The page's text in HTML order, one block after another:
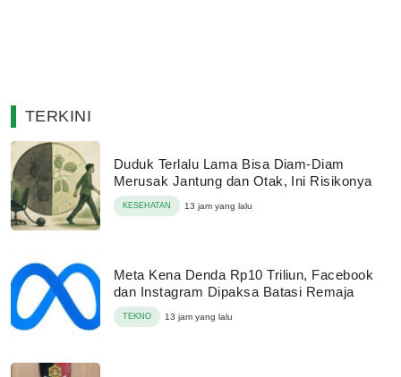
TERKINI
Duduk Terlalu Lama Bisa Diam-Diam
Merusak Jantung dan Otak, Ini Risikonya
KESEHATAN 13 jam yang lalu
Meta Kena Denda Rp10 Triliun, Facebook
dan Instagram Dipaksa Batasi Remaja
TEKNO 13 jam yang lalu